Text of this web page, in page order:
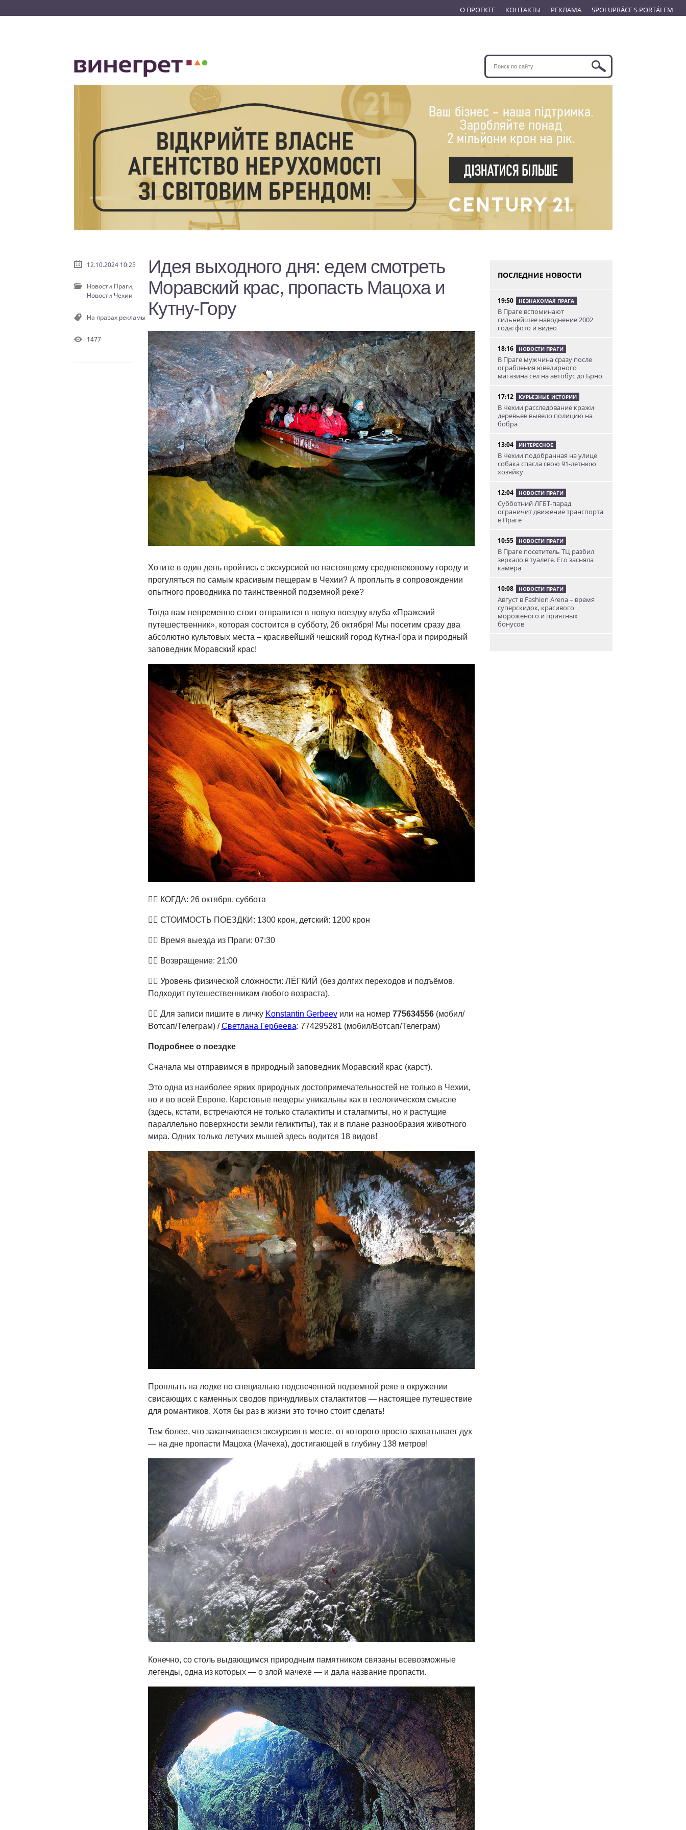
О ПРОЕКТЕ КОНТАКТЫ РЕКЛАМА SPOLUPRÁCE S PORTÁLEM
Идея выходного дня: едем смотреть
Моравский крас, пропасть Мацоха и
Кутну-Гору
Хотите в один день пройтись с экскурсией по настоящему средневековому городу и
прогуляться по самым красивым пещерам в Чехии? А проплыть в сопровождении
опытного проводника по таинственной подземной реке?
Тогда вам непременно стоит отправится в новую поездку клуба «Пражский
путешественник», которая состоится в субботу, 26 октября! Мы посетим сразу два
абсолютно культовых места – красивейший чешский город Кутна-Гора и природный
заповедник Моравский крас!
👉🏻 КОГДА: 26 октября, суббота
👉🏻 СТОИМОСТЬ ПОЕЗДКИ: 1300 крон, детский: 1200 крон
👉🏻 Время выезда из Праги: 07:30
👉🏻 Возвращение: 21:00
👉🏻 Уровень физической сложности: ЛЁГКИЙ (без долгих переходов и подъёмов.
Подходит путешественникам любого возраста).
👉🏻 Для записи пишите в личку Konstantin Gerbeevили на номер 775634556 (мобил/
Вотсап/Телеграм) /Светлана Гербеева: 774295281 (мобил/Вотсап/Телеграм)
Подробнее о поездке
Сначала мы отправимся в природный заповедник Моравский крас (карст).
Это одна из наиболее ярких природных достопримечательностей не только в Чехии,
но и во всей Европе. Карстовые пещеры уникальны как в геологическом смысле
(здесь, кстати, встречаются не только сталактиты и сталагмиты, но и растущие
параллельно поверхности земли геликтиты), так и в плане разнообразия животного
мира. Одних только летучих мышей здесь водится 18 видов!
Проплыть на лодке по специально подсвеченной подземной реке в окружении
свисающих с каменных сводов причудливых сталактитов — настоящее путешествие
для романтиков. Хотя бы раз в жизни это точно стоит сделать!
Тем более, что заканчивается экскурсия в месте, от которого просто захватывает дух
— на дне пропасти Мацоха (Мачеха), достигающей в глубину 138 метров!
Конечно, со столь выдающимся природным памятником связаны всевозможные
легенды, одна из которых — о злой мачехе — и дала название пропасти.
12.10.2024 10:25
Новости Праги,
Новости Чехии
На правах рекламы
1477
ПОСЛЕДНИЕ НОВОСТИ
19:50 НЕЗНАКОМАЯ ПРАГА
В Праге вспоминают
сильнейшее наводнение 2002
года: фото и видео
18:16 НОВОСТИ ПРАГИ
В Праге мужчина сразу после
ограбления ювелирного
магазина сел на автобус до Брно
17:12 КУРЬЕЗНЫЕ ИСТОРИИ
В Чехии расследование кражи
деревьев вывело полицию на
бобра
13:04 ИНТЕРЕСНОЕ
В Чехии подобранная на улице
собака спасла свою 91-летнюю
хозяйку
12:04 НОВОСТИ ПРАГИ
Субботний ЛГБТ-парад
ограничит движение транспорта
в Праге
10:55 НОВОСТИ ПРАГИ
В Праге посетитель ТЦ разбил
зеркало в туалете. Его засняла
камера
10:08 НОВОСТИ ПРАГИ
Август в Fashion Arena – время
суперскидок, красивого
мороженого и приятных
бонусов